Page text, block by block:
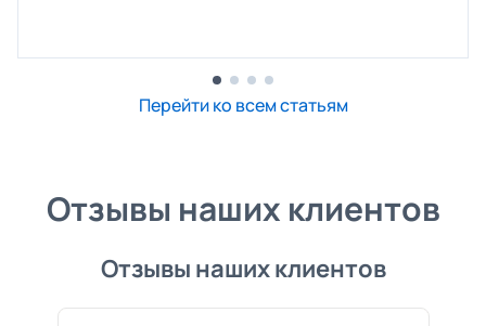
Перейти ко всем статьям
Отзывы наших клиентов
Отзывы наших клиентов